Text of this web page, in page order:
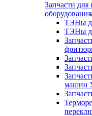
Запчасти для
оборудования
ТЭНы
ТЭНы
машин